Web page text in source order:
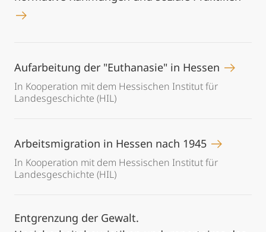
Aufarbeitung der "Euthanasie" in Hessen
In Kooperation mit dem Hessischen Institut für
Landesgeschichte (HIL)
Arbeitsmigration in Hessen nach 1945
In Kooperation mit dem Hessischen Institut für
Landesgeschichte (HIL)
Entgrenzung der Gewalt.